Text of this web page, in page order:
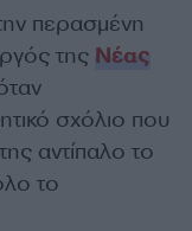
περασμένη
της Νέας
σχόλιο που
αντίπαλο το
το